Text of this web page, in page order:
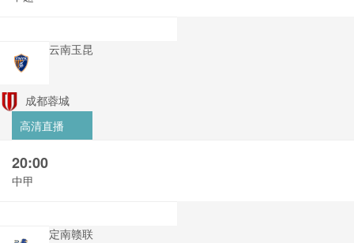
云南玉昆
成都蓉城
高清直播
20:00
中甲
定南赣联